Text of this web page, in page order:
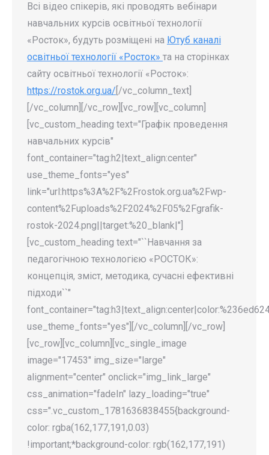
Всі відео спікерів, які проводять вебінари
навчальних курсів освітньої технології
«Росток», будуть розміщені на Ютуб каналі
освітньої технології «Росток» та на сторінках
сайту освітньої технології «Росток»:
https://rostok.org.ua/ [/vc_column_text]
[/vc_column][/vc_row][vc_row][vc_column]
[vc_custom_heading text="Графік проведення
навчальних курсів"
font_container="tag:h2|text_align:center"
use_theme_fonts="yes"
link="url:https%3A%2F%2Frostok.org.ua%2Fwp-
content%2Fuploads%2F2024%2F05%2Fgrafik-
rostok-2024.png||target:%20_blank|"]
[vc_custom_heading text="``Навчання за
педагогічною технологією «РОСТОК»:
концепція, зміст, методика, сучасні ефективні
підходи``"
use_theme_fonts="yes"][/vc_column][/vc_row]
[vc_row][vc_column][vc_single_image
image="17453" img_size="large"
alignment="center" onclick="img_link_large"
css_animation="fadeIn" lazy_loading="true"
css=".vc_custom_1781636838455{background-
color: rgba(162,177,191,0.03)
!important;*background-color: rgb(162,177,191)